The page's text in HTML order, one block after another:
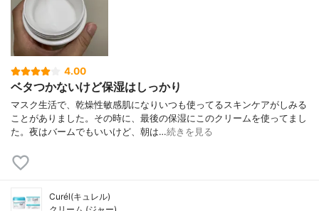
4.00
ベタつかないけど保湿はしっかり
マスク生活で、乾燥性敏感肌になりいつも使ってるスキンケアがしみる
ことがありました。その時に、最後の保湿にこのクリームを使ってまし
た。夜はバームでもいいけど、朝は…続きを見る
Curél(キュレル)